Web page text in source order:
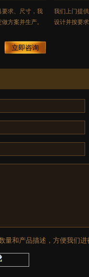
要求、尺寸，我
方案并生产。
立即咨询
我们上门提
设计并按要
量和产品描述，方便我们